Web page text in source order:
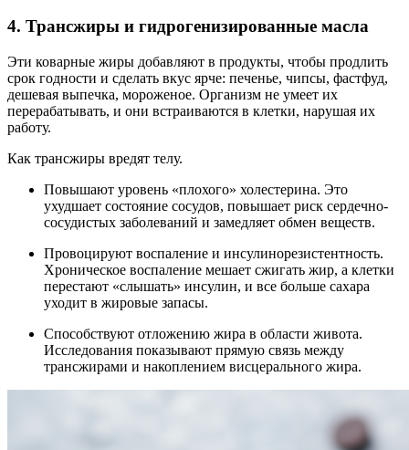
4. Трансжиры и гидрогенизированные масла
Эти коварные жиры добавляют в продукты, чтобы продлить
срок годности и сделать вкус ярче: печенье, чипсы, фастфуд,
дешевая выпечка, мороженое. Организм не умеет их
перерабатывать, и они встраиваются в клетки, нарушая их
работу.
Как трансжиры вредят телу.
Повышают уровень «плохого» холестерина. Это
ухудшает состояние сосудов, повышает риск сердечно-
сосудистых заболеваний и замедляет обмен веществ.
Провоцируют воспаление и инсулинорезистентность.
Хроническое воспаление мешает сжигать жир, а клетки
перестают «слышать» инсулин, и все больше сахара
уходит в жировые запасы.
Способствуют отложению жира в области живота.
Исследования показывают прямую связь между
трансжирами и накоплением висцерального жира.